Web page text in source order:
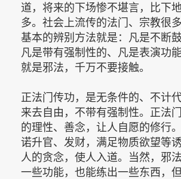
道，将来的下场惨不堪言，比下
多。社会上流传的法门、宗教很
基本的辨别方法就是：凡是不断
凡是带有强制性的、凡是表演功
就是邪法，千万不要接触。
正法门传功，是无条件的、不计
来去自由，不带有强制性。正法
的理性、善念，让人自愿的修行
诺升官、发财，满足物质欲望等
人的贪念，使人入道。当然，邪
一些功能，也能练出一些东西，